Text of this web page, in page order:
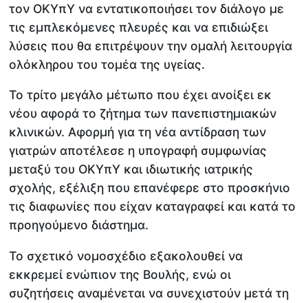
τον ΟΚΥπΥ να εντατικοποιήσει τον διάλογο με
τις εμπλεκόμενες πλευρές και να επιδιώξει
λύσεις που θα επιτρέψουν την ομαλή λειτουργία
ολόκληρου του τομέα της υγείας.
Το τρίτο μεγάλο μέτωπο που έχει ανοίξει εκ
νέου αφορά το ζήτημα των πανεπιστημιακών
κλινικών. Αφορμή για τη νέα αντίδραση των
γιατρών αποτέλεσε η υπογραφή συμφωνίας
μεταξύ του ΟΚΥπΥ και ιδιωτικής ιατρικής
σχολής, εξέλιξη που επανέφερε στο προσκήνιο
τις διαφωνίες που είχαν καταγραφεί και κατά το
προηγούμενο διάστημα.
Το σχετικό νομοσχέδιο εξακολουθεί να
εκκρεμεί ενώπιον της Βουλής, ενώ οι
συζητήσεις αναμένεται να συνεχιστούν μετά τη